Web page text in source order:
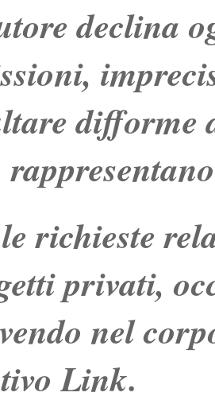
declina
difforme
richieste
privati,
nel
Link.